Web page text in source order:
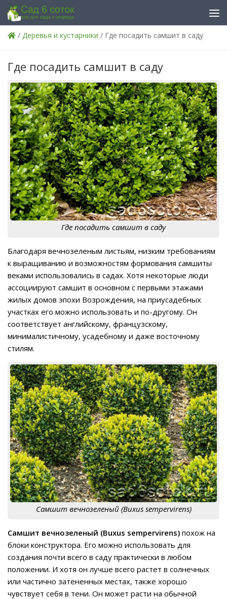
Skip to content
/ Деревья и кустарники / Где посадить самшит в саду
Где посадить самшит в саду
Где посадить самшит в саду
Благодаря вечнозеленым листьям, низким требованиям
к выращиванию и возможностям формования самшиты
веками использовались в садах. Хотя некоторые люди
ассоциируют самшит в основном с первыми этажами
жилых домов эпохи Возрождения, на приусадебных
участках его можно использовать и по-другому. Он
соответствует английскому, французскому,
минималистичному, усадебному и даже восточному
стилям.
Самшит вечнозеленый (Buxus sempervirens)
Самшит вечнозеленый (Buxus sempervirens) похож на
блоки конструктора. Его можно использовать для
создания почти всего в саду практически в любом
положении. И хотя он лучше всего растет в солнечных
или частично затененных местах, также хорошо
чувствует себя в тени. Он может расти на обычной